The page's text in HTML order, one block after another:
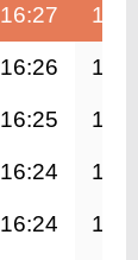
16:27
16:26
16:25
16:24
16:24